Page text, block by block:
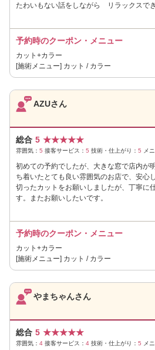
たわいもない話をしながら リラックスでき
予約時のクーポン・メニュー
カット+カラー
[施術メニュー] カット / カラー
AZUさん
総合 5 ★★★★★
雰囲気： 5 接客サービス： 5 技術・仕上がり： 5 メ
初めての予約でしたが、大きな窓で店内が
ち着いたとても良い雰囲気のお店で、安心
切ったカットをお願いしましたが、丁寧に
す。またお願いしたいです。
予約時のクーポン・メニュー
カット+カラー
[施術メニュー] カット / カラー
やまちゃんさん
総合 5 ★★★★★
雰囲気： 4 接客サービス： 4 技術・仕上がり： 5 メ